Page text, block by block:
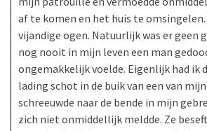
af te komen en het huis te
vijandige ogen. Natuurlijk was er geen
nog nooit in mijn leven een man
ongemakkelijk voelde. Eigenlijk had ik
lading schot in de buik van een van
schreeuwde naar de bende in mijn
zich niet onmiddellijk meldde. Ze